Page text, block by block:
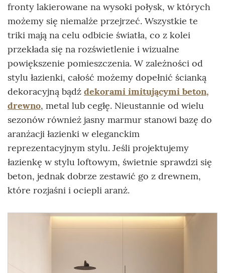
fronty lakierowane na wysoki połysk, w których
możemy się niemalże przejrzeć. Wszystkie te
triki mają na celu odbicie światła, co z kolei
przekłada się na rozświetlenie i wizualne
powiększenie pomieszczenia. W zależności od
stylu łazienki, całość możemy dopełnić ścianką
dekoracyjną bądź dekorami imitującymi beton,
drewno, metal lub cegłę. Nieustannie od wielu
sezonów również jasny marmur stanowi bazę do
aranżacji łazienki w eleganckim
reprezentacyjnym stylu. Jeśli projektujemy
łazienkę w stylu loftowym, świetnie sprawdzi się
beton, jednak dobrze zestawić go z drewnem,
które rozjaśni i ociepli aranż.